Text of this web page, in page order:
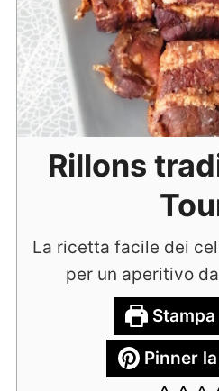
Rillons
La ricetta facile dei
per un aperitivo
Pinner